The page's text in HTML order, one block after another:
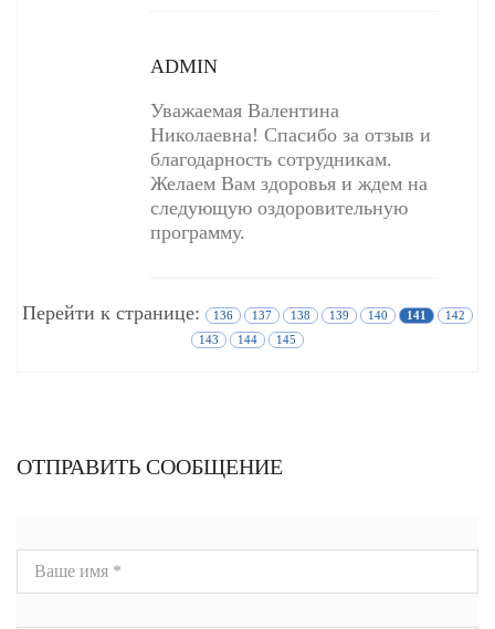
ADMIN
Уважаемая Валентина
Николаевна! Спасибо за отзыв и
благодарность сотрудникам.
Желаем Вам здоровья и ждем на
следующую оздоровительную
программу.
Перейти к странице: 136 137 138 139 140 141
142
143
144 145
ОТПРАВИТЬ СООБЩЕНИЕ